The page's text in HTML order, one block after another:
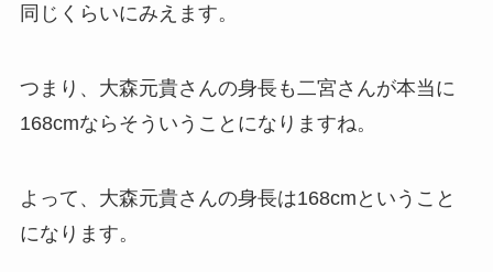
同じくらいにみえます。
つまり、大森元貴さんの身長も二宮さんが本当に
168cmならそういうことになりますね。
よって、大森元貴さんの身長は168cmということ
になります。